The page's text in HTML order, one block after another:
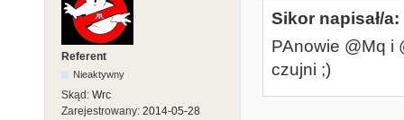
Referent
Nieaktywny
Skąd: Wrc
Zarejestrowany: 2014-05-28
Sikor napisał/a:
PAnowie @Mq i
czujni ;)